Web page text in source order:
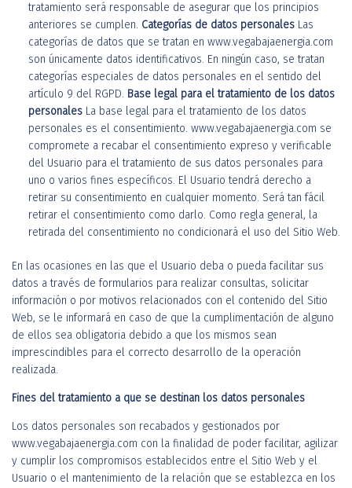
tratamiento será responsable de asegurar que los principios
anteriores se cumplen. Categorías de datos personales Las
categorías de datos que se tratan en www.vegabajaenergia.com
son únicamente datos identificativos. En ningún caso, se tratan
categorías especiales de datos personales en el sentido del
artículo 9 del RGPD. Base legal para el tratamiento de los datos
personales La base legal para el tratamiento de los datos
personales es el consentimiento. www.vegabajaenergia.com se
compromete a recabar el consentimiento expreso y verificable
del Usuario para el tratamiento de sus datos personales para
uno o varios fines específicos. El Usuario tendrá derecho a
retirar su consentimiento en cualquier momento. Será tan fácil
retirar el consentimiento como darlo. Como regla general, la
retirada del consentimiento no condicionará el uso del Sitio Web.
En las ocasiones en las que el Usuario deba o pueda facilitar sus
datos a través de formularios para realizar consultas, solicitar
información o por motivos relacionados con el contenido del Sitio
Web, se le informará en caso de que la cumplimentación de alguno
de ellos sea obligatoria debido a que los mismos sean
imprescindibles para el correcto desarrollo de la operación
realizada.
Fines del tratamiento a que se destinan los datos personales
Los datos personales son recabados y gestionados por
www.vegabajaenergia.com con la finalidad de poder facilitar, agilizar
y cumplir los compromisos establecidos entre el Sitio Web y el
Usuario o el mantenimiento de la relación que se establezca en los